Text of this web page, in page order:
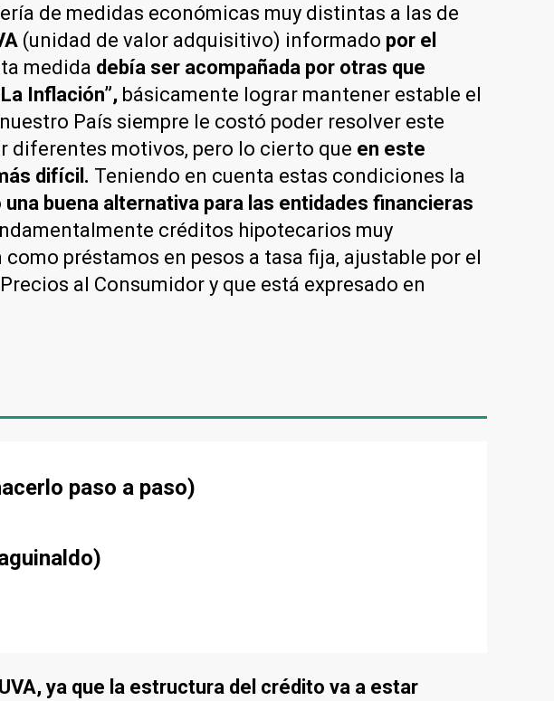
de medidas económicas muy distintas a las de
(unidad de valor adquisitivo) informado por el
medida debía ser acompañada por otras que
Inflación”, básicamente lograr mantener estable el
País siempre le costó poder resolver este
diferentes motivos, pero lo cierto que en este
difícil. Teniendo en cuenta estas condiciones la
buena alternativa para las entidades financieras
créditos hipotecarios muy
préstamos en pesos a tasa fija, ajustable por el
al Consumidor y que está expresado en
paso a paso)
ya que la estructura del crédito va a estar